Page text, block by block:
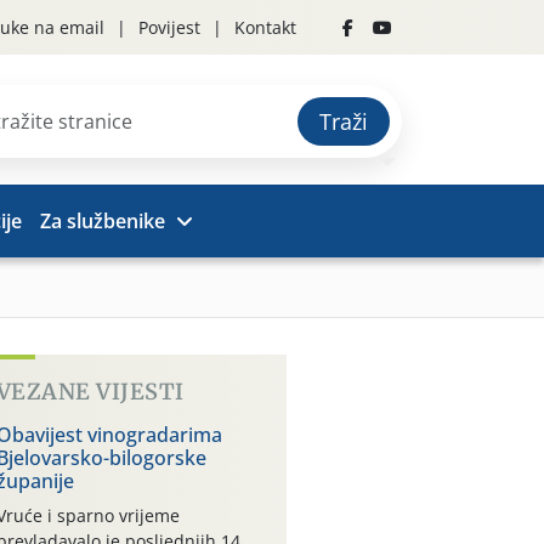
na email Povijest Kontakt
Traži
Za službenike
VIJESTI
vinogradarima
bilogorske
i sparno vrijeme